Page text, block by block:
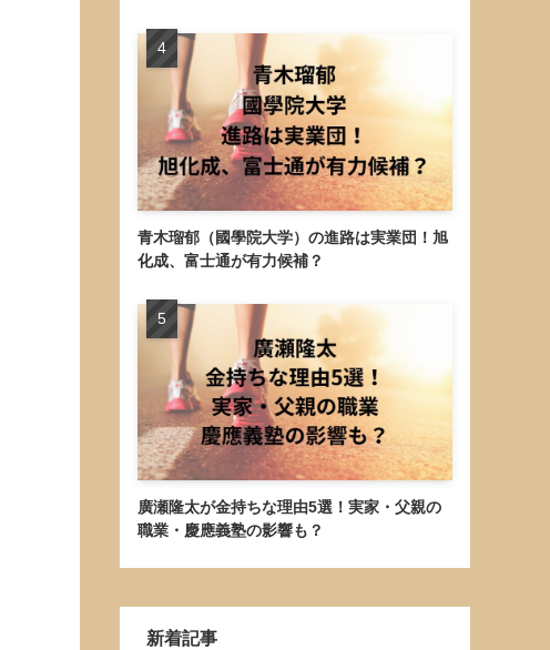
青木瑠郁（國學院大学）の進路は実業団！旭
化成、富士通が有力候補？
廣瀬隆太が金持ちな理由5選！実家・父親の
職業・慶應義塾の影響も？
新着記事